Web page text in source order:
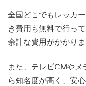
全国どこでもレッカ
き費用も無料で行っ
余計な費用がかかりま
また、テレビCMや
ら知名度が高く、安心